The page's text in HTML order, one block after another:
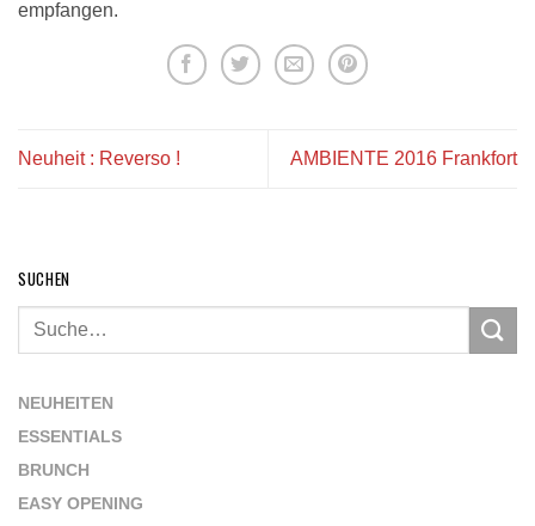
SUCHEN
NEUHEITEN
ESSENTIALS
BRUNCH
EASY OPENING
empfangen.
Neuheit : Reverso ! AMBIENTE 2016 Frankfort